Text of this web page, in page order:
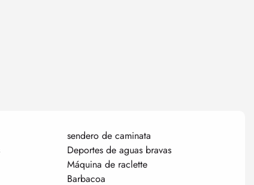
sendero de caminata
Deportes de aguas bravas
Máquina de raclette
Barbacoa